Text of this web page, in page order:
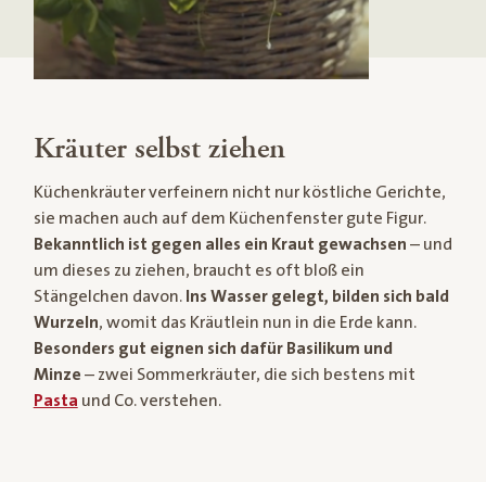
Kräuter selbst ziehen
Küchenkräuter verfeinern nicht nur köstliche Gerichte,
sie machen auch auf dem Küchenfenster gute Figur.
Bekanntlich ist gegen alles ein Kraut gewachsen – und
um dieses zu ziehen, braucht es oft bloß ein
Stängelchen davon. Ins Wasser gelegt, bilden sich bald
Wurzeln, womit das Kräutlein nun in die Erde kann.
Besonders gut eignen sich dafür Basilikum und
Minze – zwei Sommerkräuter, die sich bestens mit
Pasta und Co. verstehen.